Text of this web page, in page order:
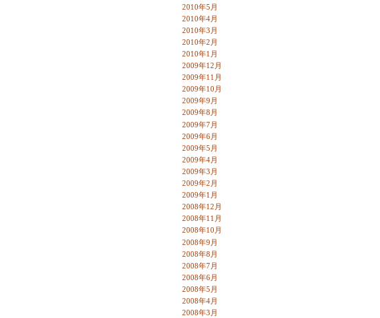
2010年5月
2010年4月
2010年3月
2010年2月
2010年1月
2009年12月
2009年11月
2009年10月
2009年9月
2009年8月
2009年7月
2009年6月
2009年5月
2009年4月
2009年3月
2009年2月
2009年1月
2008年12月
2008年11月
2008年10月
2008年9月
2008年8月
2008年7月
2008年6月
2008年5月
2008年4月
2008年3月